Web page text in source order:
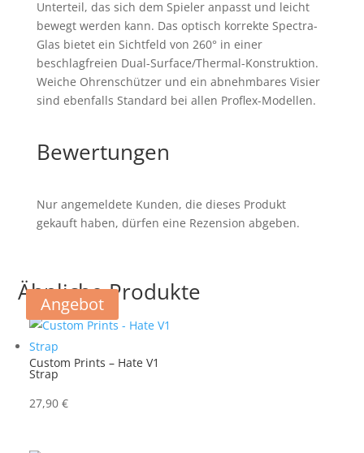
Unterteil, das sich dem Spieler anpasst und leicht
bewegt werden kann. Das optisch korrekte Spectra-
Glas bietet ein Sichtfeld von 260° in einer
beschlagfreien Dual-Surface/Thermal-Konstruktion.
Weiche Ohrenschützer und ein abnehmbares Visier
sind ebenfalls Standard bei allen Proflex-Modellen.
Bewertungen
Nur angemeldete Kunden, die dieses Produkt
gekauft haben, dürfen eine Rezension abgeben.
Ähnliche Produkte
Custom Prints – Hate V1
Strap
27,90€
Angebot